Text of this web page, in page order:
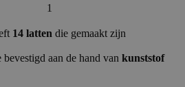
1
14 latten die gemaakt zijn
aan de hand van kunststof